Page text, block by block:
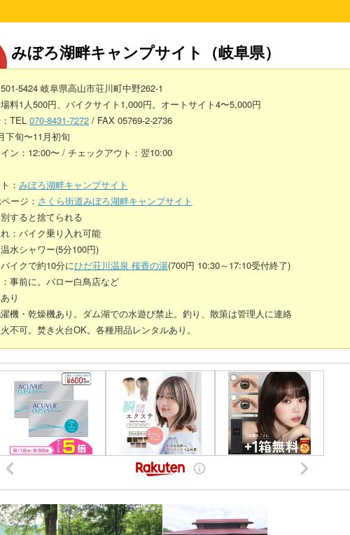
みぼろ湖畔キャンプサイト （岐阜県）
5424 岐阜県高山市荘川町中野262-1
料1人500円、バイクサイト1,000円。オートサイト4〜5,000円
TEL 070-8431-7272 / FAX 05769-2-2736
下旬〜11月初旬
ン：12:00〜 / チェックアウト：翌10:00
： みぼろ湖畔キャンプサイト
ージ： さくら街道みぼろ湖畔キャンプサイト
すると捨てられる
：バイク乗り入れ可能
水シャワー(5分100円)
で約10分にひだ荘川温泉 桜香の湯(700円 10:30～17:10受付終了)
事前に。バロー白鳥店など
り
機・乾燥機あり。ダム湖での水遊び禁止。釣り、散策は管理人に連絡
。焚き火台OK。各種用品レンタルあり。